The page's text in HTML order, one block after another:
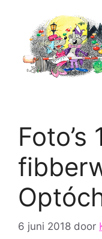
inhoud
Foto’s
6 juni 2018 door